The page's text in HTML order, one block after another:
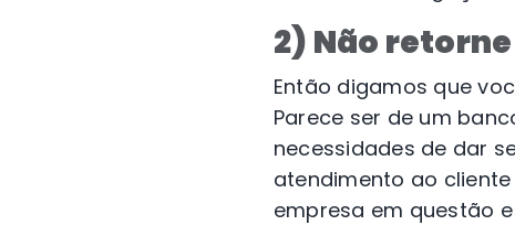
2) Não
Então digamos que
Parece ser de um
necessidades de dar
atendimento ao
empresa em questão